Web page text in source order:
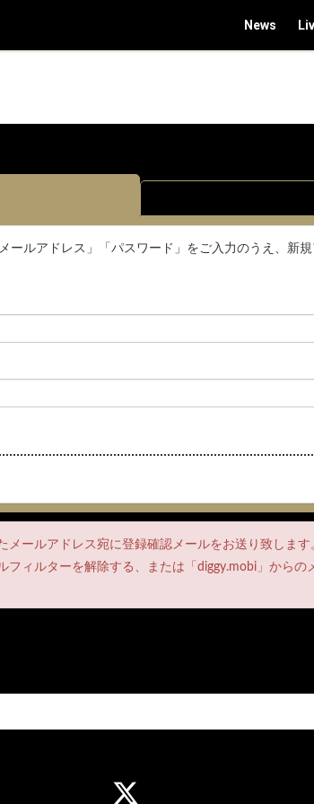
News
ルアドレス」「パスワード」をご入力のうえ、新
ールアドレス宛に登録確認メールをお送り致します
ィルターを解除する、または「diggy.mobi」から